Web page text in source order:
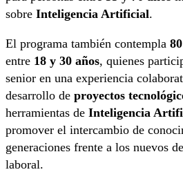
sobre Inteligencia Artificial.
El programa también contempla
entre 18 y 30 años, quienes
senior en una experiencia
desarrollo de proyectos
herramientas de Inteligencia
promover el intercambio de
generaciones frente a los nuevos
laboral.